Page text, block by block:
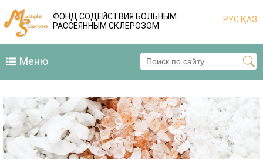
ФОНД СОДЕЙСТВИЯ БОЛЬНЫМ
РАССЕЯННЫМ СКЛЕРОЗОМ
РУСҚАЗ
Меню